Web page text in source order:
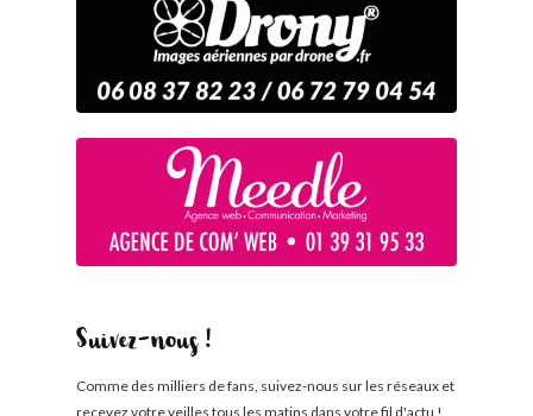
Suivez-nous !
Comme des milliers de fans, suivez-nous sur les réseaux et
recevez votre veilles tous les matins dans votre fil d'actu !